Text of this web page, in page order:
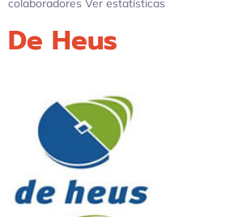
colaboradores Ver estatísticas
De Heus